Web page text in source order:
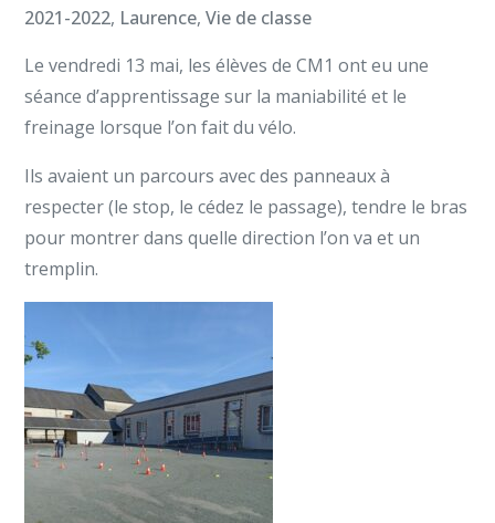
2021-2022, Laurence,Vie de classe
Le vendredi 13 mai, les élèves de CM1 ont eu une
séance d’apprentissage sur la maniabilité et le
freinage lorsque l’on fait du vélo.
Ils avaient un parcours avec des panneaux à
respecter (le stop, le cédez le passage), tendre le bras
pour montrer dans quelle direction l’on va et un
tremplin.